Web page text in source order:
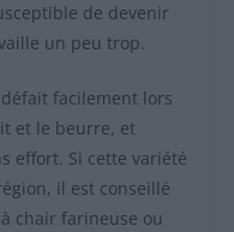
de devenir
un peu trop.
facilement lors
et le beurre, et
effort. Si cette variété
il est conseillé
chair farineuse ou